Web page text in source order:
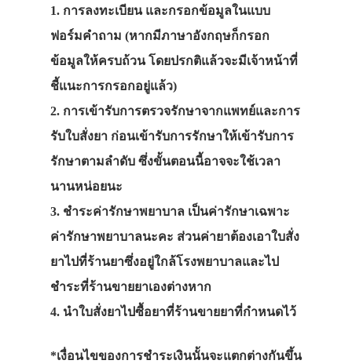
1. การลงทะเบียน และกรอกข้อมูลในแบบ
ฟอร์มคำถาม (หากมีภาษาอังกฤษก็กรอก
ข้อมูลให้ครบถ้วน โดยปรกติแล้วจะมีเจ้าหน้าที่
ชี้แนะการกรอกอยู่แล้ว)
2. การเข้ารับการตรวจรักษาจากแพทย์และการ
รับใบสั่งยา ก่อนเข้ารับการรักษาให้เข้ารับการ
รักษาตามลำดับ ซึ่งขั้นตอนนี้อาจจะใช้เวลา
นานหน่อยนะ
3. ชำระค่ารักษาพยาบาล เป็นค่ารักษาเฉพาะ
ค่ารักษาพยาบาลนะคะ ส่วนค่ายาต้องเอาใบสั่ง
ยาไปที่ร้านยาซึ่งอยู่ใกล้โรงพยาบาลและไป
ชำระที่ร้านขายยาเองต่างหาก
4. นำใบสั่งยาไปซื้อยาที่ร้านขายยาที่กำหนดไว้
*เงื่อนไขของการชำระเงินนั้นจะแตกต่างกันขึ้น